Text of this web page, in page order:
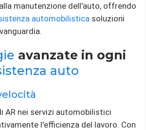
manutenzione dell’auto, offrendo
automobilistica soluzioni
avanzate in ogni
auto
AR nei servizi automobilistici
l'efficienza del lavoro. Con